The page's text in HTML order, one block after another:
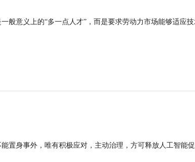
般意义上的“多一点人才”，而是要求劳动力市场能够适应
置身事外，唯有积极应对，主动治理，方可释放人工智能